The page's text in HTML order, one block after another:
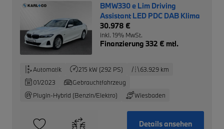
BMW330 e Lim Driving
Assistant LED PDC DAB Klima
30.978 €
inkl. 19% MwSt.
Finanzierung 332 € mtl.
Automatik 215 kW (292 PS)
63.929 km
01/2023
Gebrauchtfahrzeug
Plugin-Hybrid (Benzin/Elektro)
Wiesbaden
Details ansehen